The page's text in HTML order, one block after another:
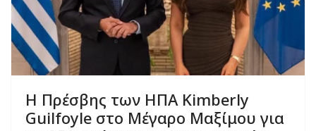
Η Πρέσβης των ΗΠΑ Kimberly
Guilfoyle στο Μέγαρο Μαξίμου για